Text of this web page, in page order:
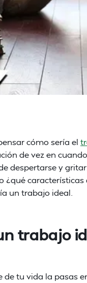
cómo sería el
de vez en
despertarse y
¿qué
un trabajo ideal.
trabajo
tu vida la pasas